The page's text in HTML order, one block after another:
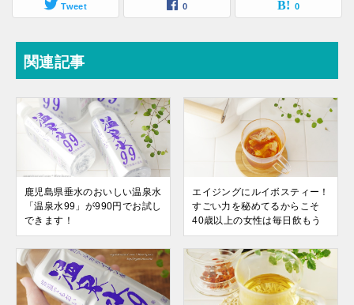
Tweet 0 0
関連記事
鹿児島県垂水のおいしい温泉水
「温泉水99」が990円でお試し
できます！
エイジングにルイボスティー！
すごい力を秘めてるからこそ
40歳以上の女性は毎日飲もう